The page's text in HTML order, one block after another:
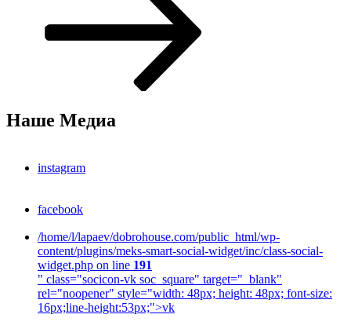
Наше Медиа
instagram
facebook
/home/l/lapaev/dobrohouse.com/public_html/wp-
content/plugins/meks-smart-social-widget/inc/class-social-
widget.php on line 191
" class="socicon-vk soc_square" target="_blank"
rel="noopener" style="width: 48px; height: 48px; font-size:
16px;line-height:53px;">vk